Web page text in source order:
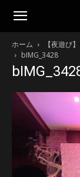
ホーム
【夜遊び
bIMG_3428